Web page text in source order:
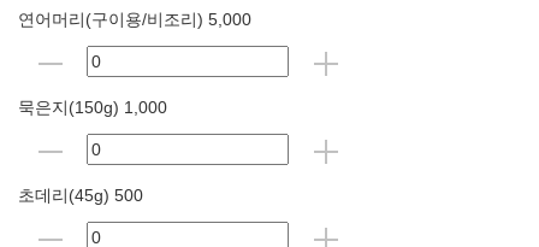
연어머리(구이용/비조리) 5,000
묵은지(150g) 1,000
초데리(45g) 500